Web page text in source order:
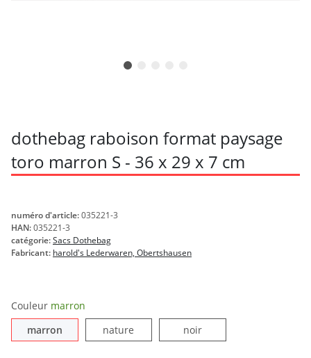
dothebag raboison format paysage
toro marron S - 36 x 29 x 7 cm
numéro d'article:035221-3
HAN:035221-3
catégorie:Sacs Dothebag
Fabricant: harold's Lederwaren, Obertshausen
Couleur marron
marronmarron nature noirnoir